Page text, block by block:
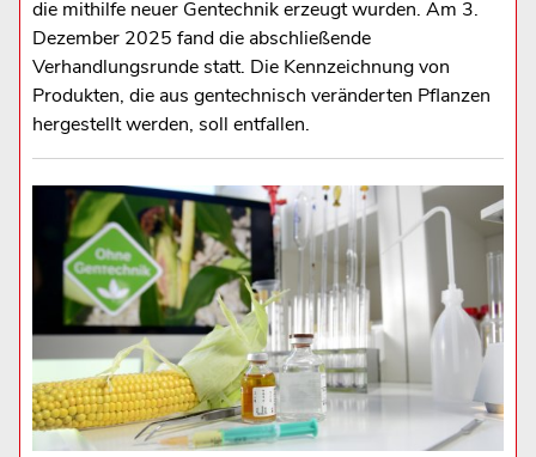
die mithilfe neuer Gentechnik erzeugt wurden. Am 3.
Dezember 2025 fand die abschließende
Verhandlungsrunde statt. Die Kennzeichnung von
Produkten, die aus gentechnisch veränderten Pflanzen
hergestellt werden, soll entfallen.